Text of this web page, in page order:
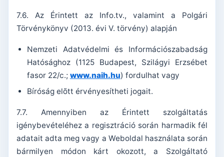
7.6. Az Érintett az Info.tv., valamint a Polgári
Törvénykönyv (2013. évi V. törvény) alapján
Nemzeti Adatvédelmi és Információszabadság
Hatósághoz (1125 Budapest, Szilágyi Erzsébet
fasor 22/c.; www.naih.hu) fordulhat vagy
Bíróság elõtt érvényesítheti jogait.
7.7. Amennyiben az Érintett szolgáltatás
igénybevételéhez a regisztráció során harmadik fél
adatait adta meg vagy a Weboldal használata során
bármilyen módon kárt okozott, a Szolgáltató